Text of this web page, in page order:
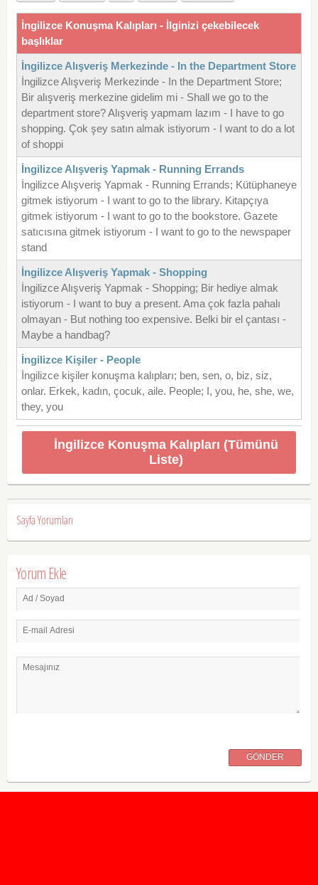
İngilizce Konuşma Kalıpları - İlginizi çekebilecek
başlıklar
İngilizce Alışveriş Merkezinde - In the Department Store
İngilizce Alışveriş Merkezinde - In the Department Store;
Bir alışveriş merkezine gidelim mi - Shall we go to the
department store? Alışveriş yapmam lazım - I have to go
shopping. Çok şey satın almak istiyorum - I want to do a lot
of shoppi
İngilizce Alışveriş Yapmak - Running Errands
İngilizce Alışveriş Yapmak - Running Errands; Kütüphaneye
gitmek istiyorum - I want to go to the library. Kitapçıya
gitmek istiyorum - I want to go to the bookstore. Gazete
satıcısına gitmek istiyorum - I want to go to the newspaper
stand
İngilizce Alışveriş Yapmak - Shopping
İngilizce Alışveriş Yapmak - Shopping; Bir hediye almak
istiyorum - I want to buy a present. Ama çok fazla pahalı
olmayan - But nothing too expensive. Belki bir el çantası -
Maybe a handbag?
İngilizce Kişiler - People
İngilizce kişiler konuşma kalıpları; ben, sen, o, biz, siz,
onlar. Erkek, kadın, çocuk, aile. People; I, you, he, she, we,
they, you
İngilizce Konuşma Kalıpları (Tümünü
Liste)
Sayfa Yorumları
Yorum Ekle
Ad / Soyad
E-mail Adresi
Mesajınız
GÖNDER